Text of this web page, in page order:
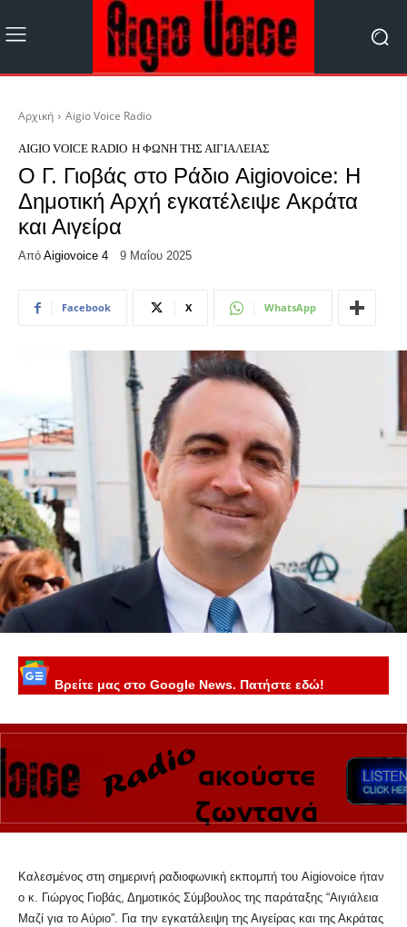
Αρχική Aigio Voice Radio
AIGIO VOICE RADIO Η ΦΩΝΉ ΤΗΣ ΑΙΓΙΆΛΕΙΑΣ
Ο Γ. Γιοβάς στο Ράδιο Aigiovoice: Η
Δημοτική Αρχή εγκατέλειψε Ακράτα
και Αιγείρα
Από Aigiovoice 4 9 Μαΐου 2025
Facebook X WhatsApp
Βρείτε μας στο Google News. Πατήστε εδώ!
Καλεσμένος στη σημερινή ραδιοφωνική εκπομπή του Aigiovoice ήταν
ο κ. Γιώργος Γιοβάς, Δημοτικός Σύμβουλος της παράταξης “Αιγιάλεια
Μαζί για το Αύριο”. Για την εγκατάλειψη της Αιγείρας και της Ακράτας